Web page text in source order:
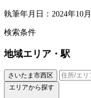
執筆年月日：2024年10
検索条件
地域エリア・駅
さいたま市西区
エリアから探す